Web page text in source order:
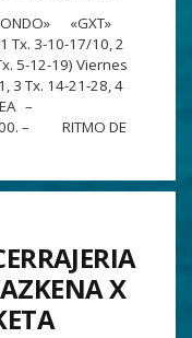
«GXT»
Tx. 3-10-17/10, 2
5-12-19) Viernes
3 Tx. 14-21-28, 4
–
– RITMO DE
X